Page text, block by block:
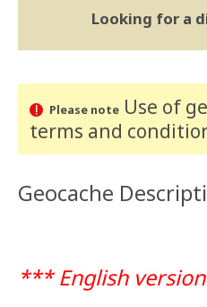
Looking for a
Please noteUse of
terms and
Geocache
*** English